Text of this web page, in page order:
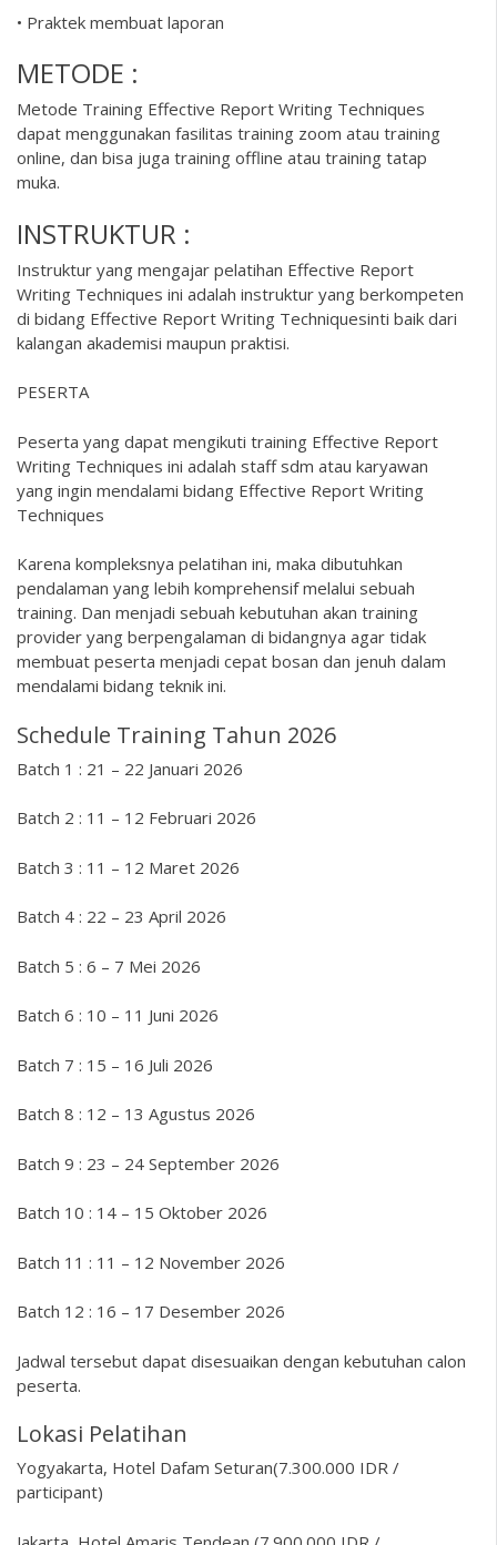
• Praktek membuat laporan
METODE :
Metode Training Effective Report Writing Techniques
dapat menggunakan fasilitas training zoom atau training
online, dan bisa juga training offline atau training tatap
muka.
INSTRUKTUR :
Instruktur yang mengajar pelatihan Effective Report
Writing Techniques ini adalah instruktur yang berkompeten
di bidang Effective Report Writing Techniquesinti baik dari
kalangan akademisi maupun praktisi.
PESERTA
Peserta yang dapat mengikuti training Effective Report
Writing Techniques ini adalah staff sdm atau karyawan
yang ingin mendalami bidang Effective Report Writing
Techniques
Karena kompleksnya pelatihan ini, maka dibutuhkan
pendalaman yang lebih komprehensif melalui sebuah
training. Dan menjadi sebuah kebutuhan akan training
provider yang berpengalaman di bidangnya agar tidak
membuat peserta menjadi cepat bosan dan jenuh dalam
mendalami bidang teknik ini.
Schedule Training Tahun 2026
Batch 1 : 21 – 22 Januari 2026
Batch 2 : 11 – 12 Februari 2026
Batch 3 : 11 – 12 Maret 2026
Batch 4 : 22 – 23 April 2026
Batch 5 : 6 – 7 Mei 2026
Batch 6 : 10 – 11 Juni 2026
Batch 7 : 15 – 16 Juli 2026
Batch 8 : 12 – 13 Agustus 2026
Batch 9 : 23 – 24 September 2026
Batch 10 : 14 – 15 Oktober 2026
Batch 11 : 11 – 12 November 2026
Batch 12 : 16 – 17 Desember 2026
Jadwal tersebut dapat disesuaikan dengan kebutuhan calon
peserta.
Lokasi Pelatihan
Yogyakarta, Hotel Dafam Seturan(7.300.000 IDR /
participant)